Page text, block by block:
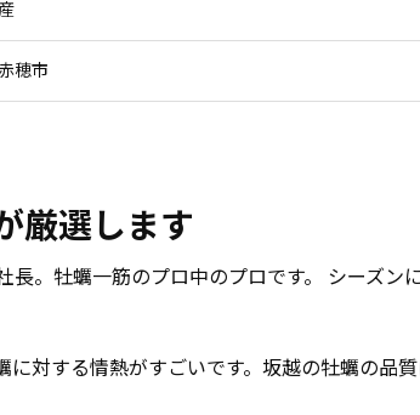
穂市
厳選します
長。牡蠣一筋のプロ中のプロです。 シーズ
に対する情熱がすごいです。坂越の牡蠣の品